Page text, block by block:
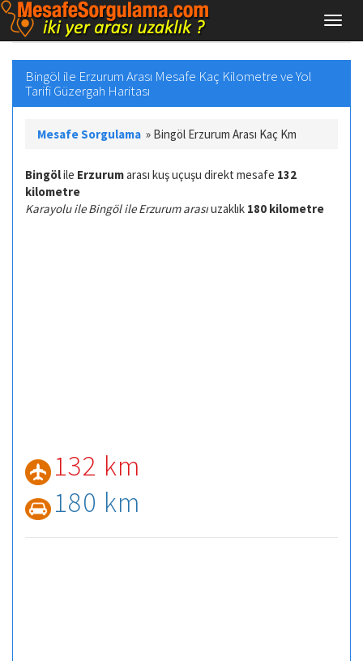
Bingöl ile Erzurum Arası Mesafe Kaç Kilometre ve Yol
Tarifi Güzergah Haritası
Mesafe Sorgulama » Bingöl Erzurum Arası Kaç Km
Bingölile Erzurumarası kuş uçuşu direkt mesafe 132
kilometre
Karayolu ile Bingöl ile Erzurum arasıuzaklık 180 kilometre
132 km
180 km